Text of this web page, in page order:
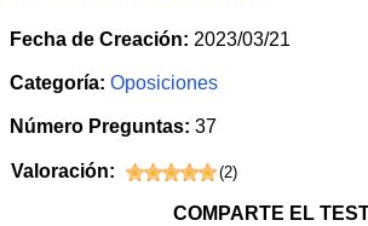
Fecha de Creación: 2023/03/21
Categoría: Oposiciones
Número Preguntas: 37
Valoración: (2)
COMPARTE EL